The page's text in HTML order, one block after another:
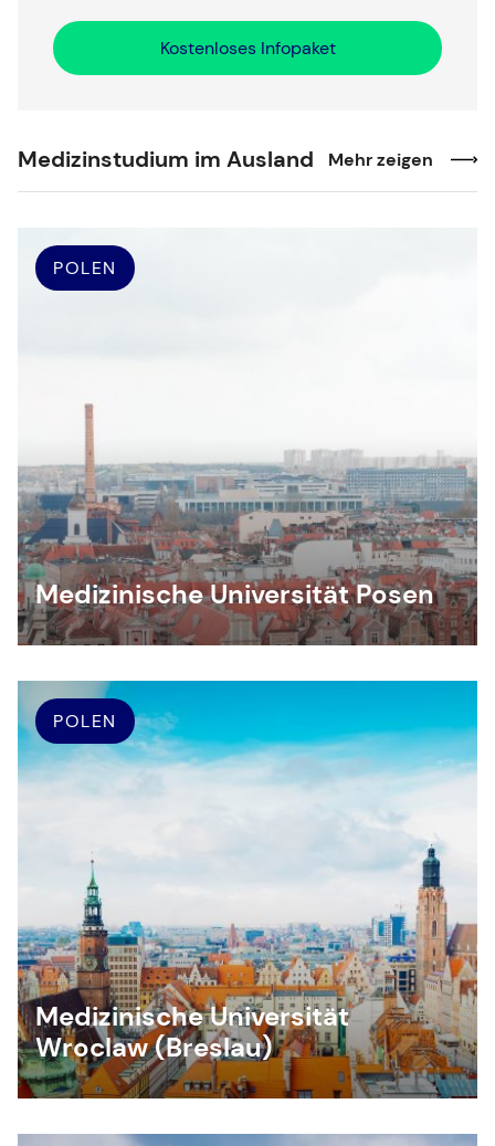
Kostenloses Infopaket
Medizinstudium im Ausland Mehr zeigen
POLEN
Medizinische Universität Posen
POLEN
Medizinische Universität
Wroclaw (Breslau)